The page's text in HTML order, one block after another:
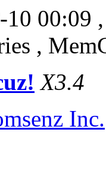
00:09
,
X3.4
Inc.